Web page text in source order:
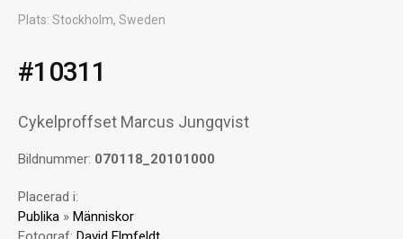
Plats: Stockholm, Sweden
#10311
Cykelproffset Marcus Jungqvist
Bildnummer: 070118_20101000
Placerad i:
Publika » Människor